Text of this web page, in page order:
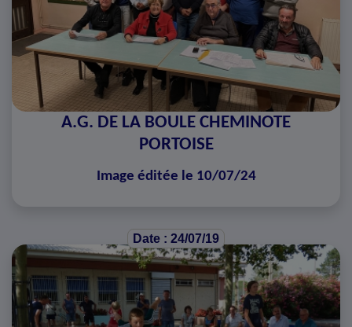
A.G. DE LA BOULE CHEMINOTE
PORTOISE
Image éditée le 10/07/24
Date : 24/07/19